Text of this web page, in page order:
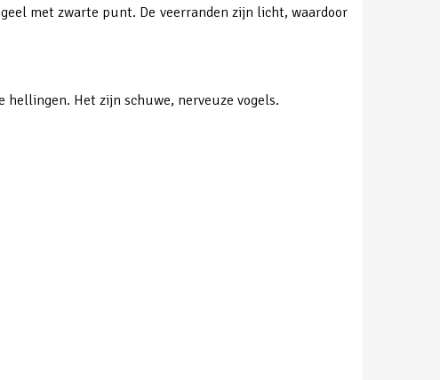
met zwarte punt. De veerranden zijn licht, waardoor
hellingen. Het zijn schuwe, nerveuze vogels.